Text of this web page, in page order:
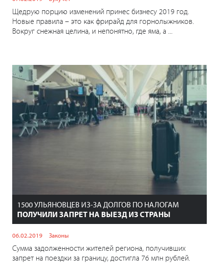
Щедрую порцию изменений принес бизнесу 2019 год.
Новые правила – это как фрирайд для горнолыжников.
Вокруг снежная целина, и непонятно, где яма, а ...
1500 УЛЬЯНОВЦЕВ ИЗ-ЗА ДОЛГОВ ПО НАЛОГАМ
ПОЛУЧИЛИ ЗАПРЕТ НА ВЫЕЗД ИЗ СТРАНЫ
06.02.2019 Законы
Сумма задолженности жителей региона, получивших
запрет на поездки за границу, достигла 76 млн рублей.